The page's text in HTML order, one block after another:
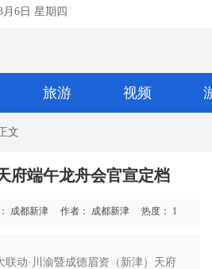
月6日 星期四
旅游 视频
文
府端午龙舟会官宣定档
成都新津 作者： 成都新津 热度： 1
联动·川渝暨成德眉资（新津）天府